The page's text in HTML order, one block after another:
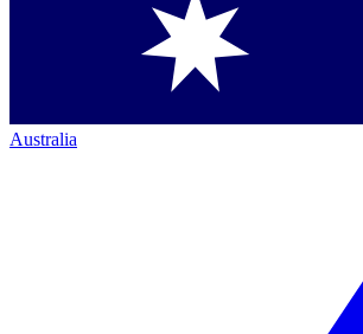
Australia